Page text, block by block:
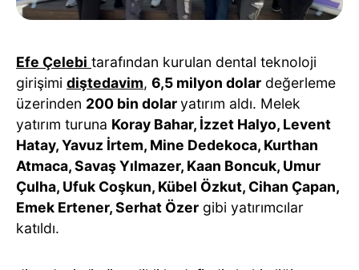
Efe Çelebi tarafından kurulan dental teknoloji
girişimi diştedavim, 6,5 milyon dolar değerleme
üzerinden 200 bin dolaryatırım aldı. Melek
yatırım turuna Koray Bahar, İzzet Halyo, Levent
Hatay, Yavuz İrtem, Mine Dedekoca, Kurthan
Atmaca, Savaş Yılmazer, Kaan Boncuk, Umur
Çulha, Ufuk Coşkun, Kübel Özkut, Cihan Çapan,
Emek Ertener, Serhat Özer gibi yatırımcılar
katıldı.